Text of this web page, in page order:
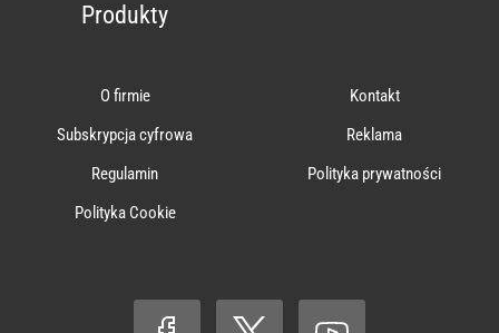
Produkty
O firmie
Kontakt
Subskrypcja cyfrowa
Reklama
Regulamin
Polityka prywatności
Polityka Cookie